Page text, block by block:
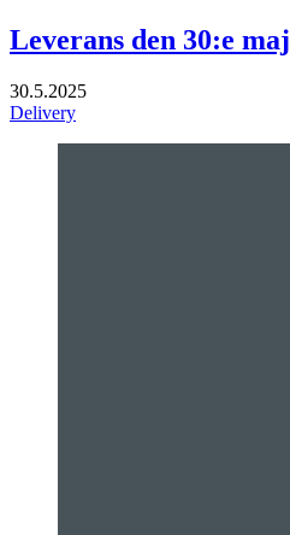
Leverans den 30:e maj
30.5.2025
Delivery